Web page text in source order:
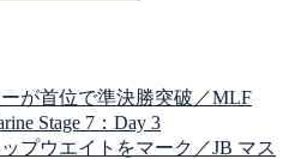
が首位で準決勝突破／MLF
Stage 7：Day 3
プウエイトをマーク／JB マス